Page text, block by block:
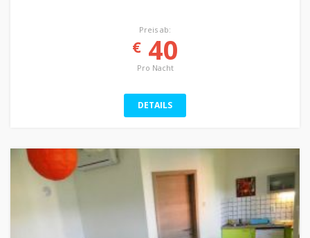
Preis ab:
€40
Pro Nacht
DETAILS